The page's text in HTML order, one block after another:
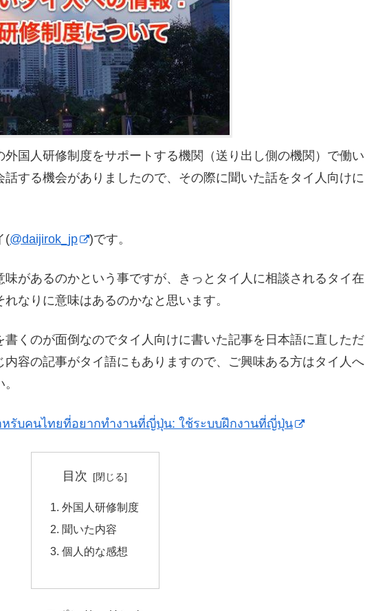
国人研修制度をサポートする機関（送り出し側の機関）で働い
する機会がありましたので、その際に聞いた話をタイ人向けに
(@daijirok_jp )です。
があるのかという事ですが、きっとタイ人に相談されるタイ在
なりに意味はあるのかなと思います。
くのが面倒なのでタイ人向けに書いた記事を日本語に直しただ
容の記事がタイ語にもありますので、ご興味ある方はタイ人へ
หรับคนไทยที่อยากทำงานที่ญี่ปุ่น: ใช้ระบบฝึกงานที่ญี่ปุ่น
目次
外国人研修制度
聞いた内容
個人的な感想